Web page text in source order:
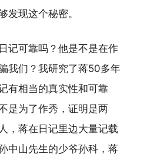
发现这个秘密。
记可靠吗？他是不是在作
我们？我研究了蒋50多年
有相当的真实性和可靠
是为了作秀，证明是两
，蒋在日记里边大量记载
中山先生的少爷孙科，蒋